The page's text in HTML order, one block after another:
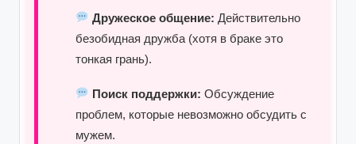
Дружеское общение: Действительно
безобидная дружба (хотя в браке это
тонкая грань).
Поиск поддержки: Обсуждение
проблем, которые невозможно обсудить с
мужем.